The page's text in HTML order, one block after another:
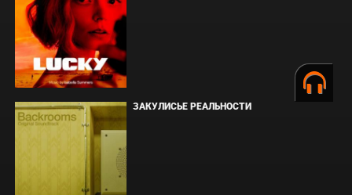
ЗАКУЛИСЬЕ РЕАЛЬНОСТИ